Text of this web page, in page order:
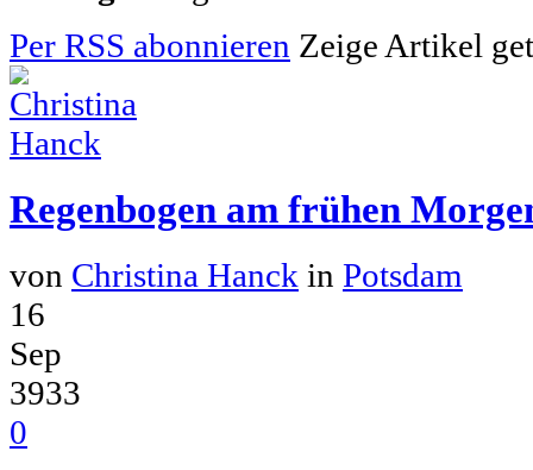
Per RSS abonnieren Zeige Artikel
Regenbogen am frühen
von Christina Hanck in Potsdam
16
Sep
3933
0